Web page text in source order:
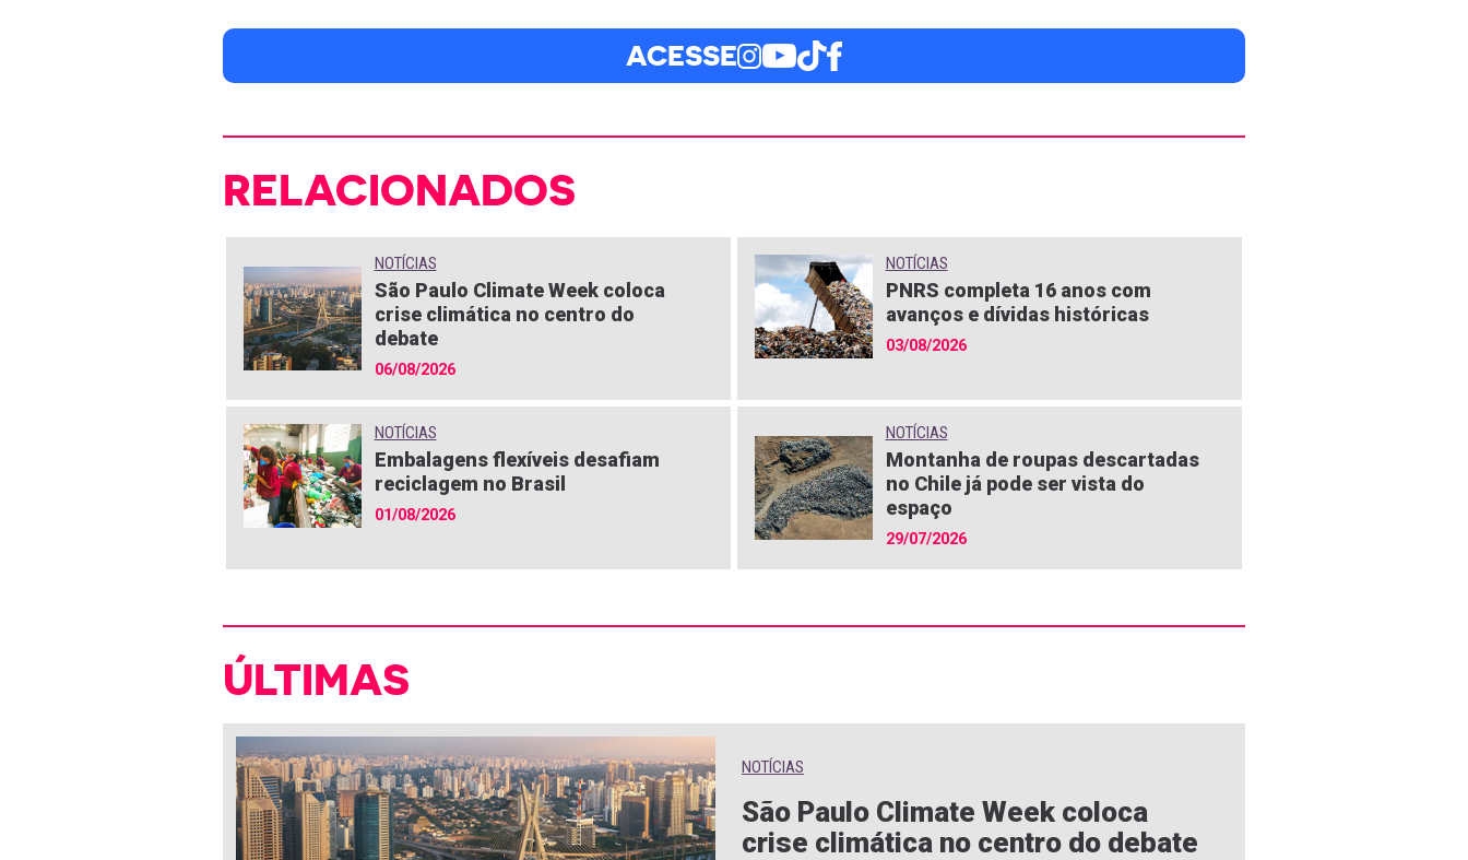
ACESSE
RELACIONADOS
NOTÍCIAS
São Paulo Climate Week coloca
crise climática no centro do
debate
06/08/2026
NOTÍCIAS
PNRS completa 16 anos com
avanços e dívidas históricas
03/08/2026
NOTÍCIAS
Embalagens flexíveis desafiam
reciclagem no Brasil
01/08/2026
NOTÍCIAS
Montanha de roupas descartadas
no Chile já pode ser vista do
espaço
29/07/2026
ÚLTIMAS
NOTÍCIAS
São Paulo Climate Week coloca
crise climática no centro do debate